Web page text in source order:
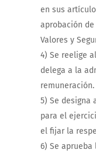
en sus
aprobación
Valores y
4) Se reelige
delega a la
remuneración.
5) Se designa
para el
el fijar la
6) Se